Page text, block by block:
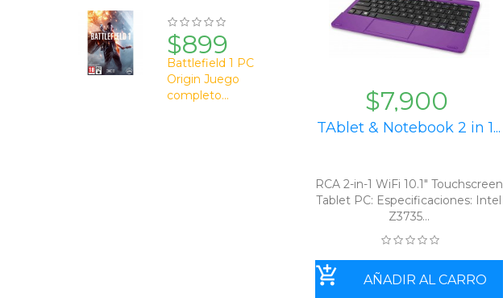
$899
Battlefield 1 PC
Origin Juego
completo...
$7,900
TAblet & Notebook 2 in 1...
RCA 2-in-1 WiFi 10.1" Touchscreen
Tablet PC: Especificaciones: Intel
Z3735...
AÑADIR AL CARRO